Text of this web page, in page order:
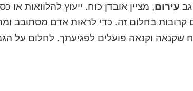
עירום, מציין אובדן כוח. ייעוץ להלוואות או
בחלום זה. כדי לראות אדם מסתובב
שקנאה וקנאה פועלים לפגיעתך. לחלום על